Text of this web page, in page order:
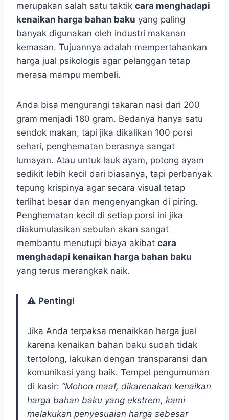
merupakan salah satu taktik cara menghadapi
kenaikan harga bahan baku yang paling
banyak digunakan oleh industri makanan
kemasan. Tujuannya adalah mempertahankan
harga jual psikologis agar pelanggan tetap
merasa mampu membeli.
Anda bisa mengurangi takaran nasi dari 200
gram menjadi 180 gram. Bedanya hanya satu
sendok makan, tapi jika dikalikan 100 porsi
sehari, penghematan berasnya sangat
lumayan. Atau untuk lauk ayam, potong ayam
sedikit lebih kecil dari biasanya, tapi perbanyak
tepung krispinya agar secara visual tetap
terlihat besar dan mengenyangkan di piring.
Penghematan kecil di setiap porsi ini jika
diakumulasikan sebulan akan sangat
membantu menutupi biaya akibat cara
menghadapi kenaikan harga bahan baku
yang terus merangkak naik.
⚠️ Penting!
Jika Anda terpaksa menaikkan harga jual
karena kenaikan bahan baku sudah tidak
tertolong, lakukan dengan transparansi dan
komunikasi yang baik. Tempel pengumuman
di kasir: “Mohon maaf, dikarenakan kenaikan
harga bahan baku yang ekstrem, kami
melakukan penyesuaian harga sebesar